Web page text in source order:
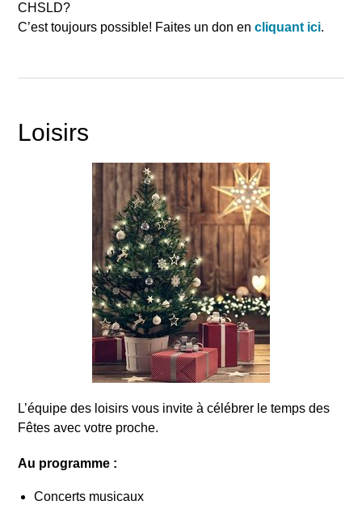
CHSLD?
C’est toujours possible! Faites un don encliquant ici.
Loisirs
L’équipe des loisirs vous invite à célébrer le temps des
Fêtes avec votre proche.
Au programme :
Concerts musicaux